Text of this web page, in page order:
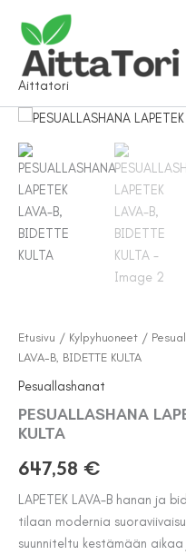
sisältöön
Aittatori
Etusivu / Kylpyhuoneet /
LAVA-B, BIDETTE KULTA
Pesuallashanat
PESUALLASHANA
KULTA
647,58 €
LAPETEK LAVA-B hanan ja
tilaan modernia
suunniteltu kestämään